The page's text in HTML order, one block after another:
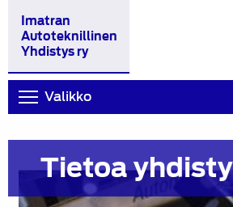
Imatran
Autoteknillinen
Yhdistys ry
Valikko
Tietoa